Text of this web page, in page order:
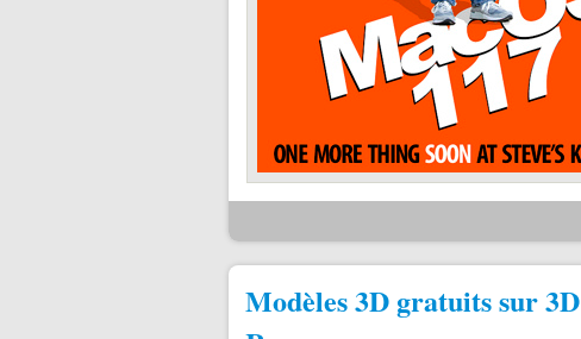
Modèles 3D gratuits sur 3D